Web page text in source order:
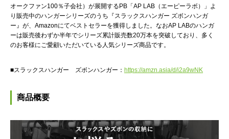
オークファン100％子会社）が展開するPB「AP LAB（エーピーラボ）」よ
り販売中のハンガーシリーズのうち『スラックスハンガー ズボンハンガ
ー』が、Amazonにてベストセラーを獲得しました。なおAP LABのハンガ
ーは販売後わずか半年でシリーズ累計販売数20万本を突破しており、多く
のお客様にご愛顧いただいている人気シリーズ商品です。
■スラックスハンガー ズボンハンガー： https://amzn.asia/d/i2a9wNK
商品概要